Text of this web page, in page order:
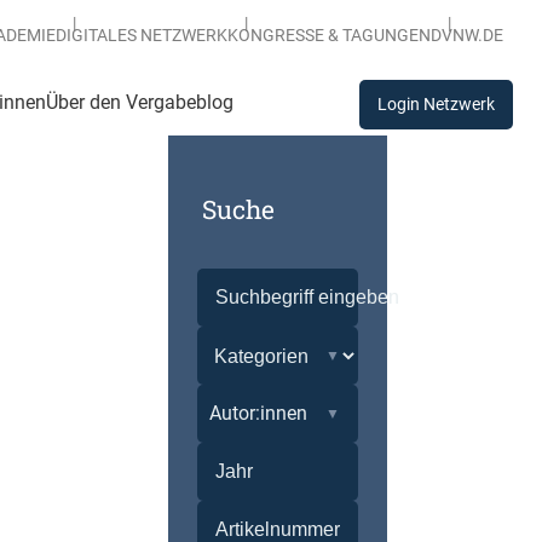
DIGITALES NETZWERKKONGRESSE & TAGUNGENDVNW.DE
Über den Vergabeblog Login Netzwerk
Suche
Autor:innen